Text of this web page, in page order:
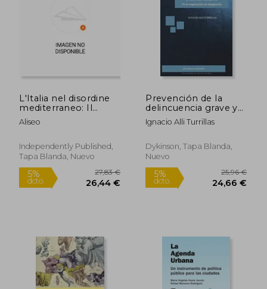
L'Italia nel disordine
mediterraneo: Il
momento giusto per
tornare nella storia è
chiamata (en Italiano)
Aliseo
Independently Published,
Tapa Blanda, Nuevo
Prevención de la
delincuencia grave y
organizada en la
Unión Europea. De la
integración
Ignacio Alli Turrillas
Dykinson, Tapa Blanda,
Nuevo